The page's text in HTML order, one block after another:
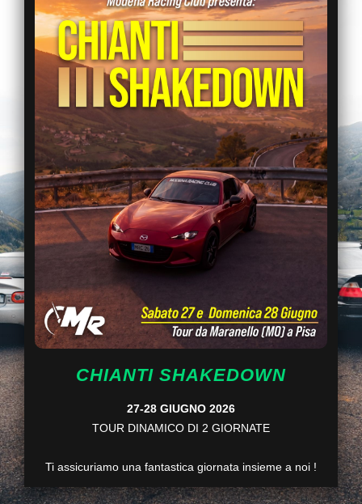
CHIANTI SHAKEDOWN
27-28 GIUGNO 2026
TOUR DINAMICO DI 2 GIORNATE
Ti assicuriamo una fantastica giornata insieme a noi !